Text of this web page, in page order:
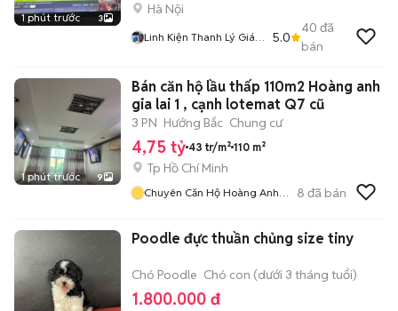
1 phút trước 3
Hà Nội
Linh Kiện Thanh Lý Giá
5.0
40 đã
bán
1 phút trước 9
Bán căn hộ lầu thấp 110m2 Hoàng anh
gia lai 1 , cạnh lotemat Q7 cũ
3 PN Hướng Bắc Chung cư
4,75 tỷ 43 tr/m² 110 m²
Tp Hồ Chí Minh
Chuyên Căn Hộ Hoàng Anh
8 đã bán
Poodle đực thuần chủng size tiny
Chó Poodle Chó con (dưới 3 tháng tuổi)
1.800.000 đ